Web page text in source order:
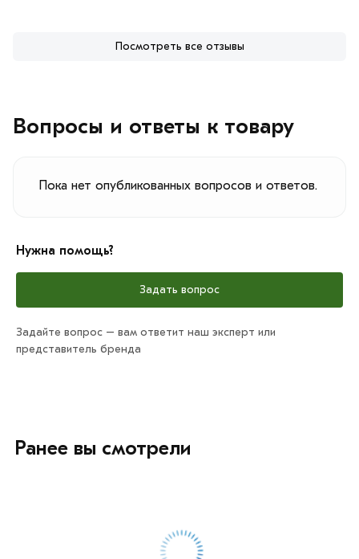
Посмотреть все отзывы
Вопросы и ответы к товару
Пока нет опубликованных вопросов и ответов.
Нужна помощь?
Задать вопрос
Задайте вопрос – вам ответит наш эксперт или
представитель бренда
Ранее вы смотрели